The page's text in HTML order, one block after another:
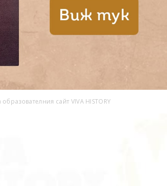
сайт VIVA HISTORY